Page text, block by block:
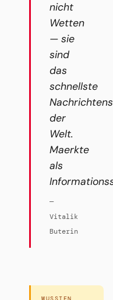
nicht
Wetten
— sie
sind
das
schnellste
der
Welt.
Maerkte
als
—
Vitalik
Buterin